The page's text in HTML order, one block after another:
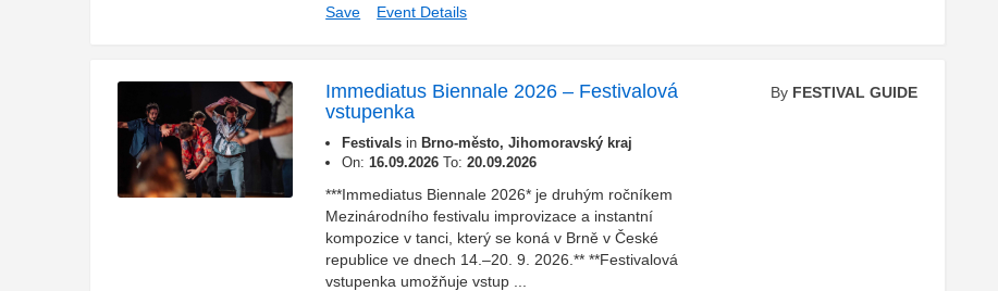
Save Event Details
Immediatus Biennale 2026 – Festivalová
vstupenka
Festivals in Brno-město, Jihomoravský kraj
On:16.09.2026 To:20.09.2026
***Immediatus Biennale 2026* je druhým ročníkem
Mezinárodního festivalu improvizace a instantní
kompozice v tanci, který se koná v Brně v České
republice ve dnech 14.–20. 9. 2026.** **Festivalová
vstupenka umožňuje vstup ...
By FESTIVAL GUIDE